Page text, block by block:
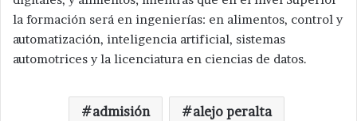
la formación será en ingenierías: en alimentos, control y
automatización, inteligencia artificial, sistemas
automotrices y la licenciatura en ciencias de datos.
admisión alejo peralta